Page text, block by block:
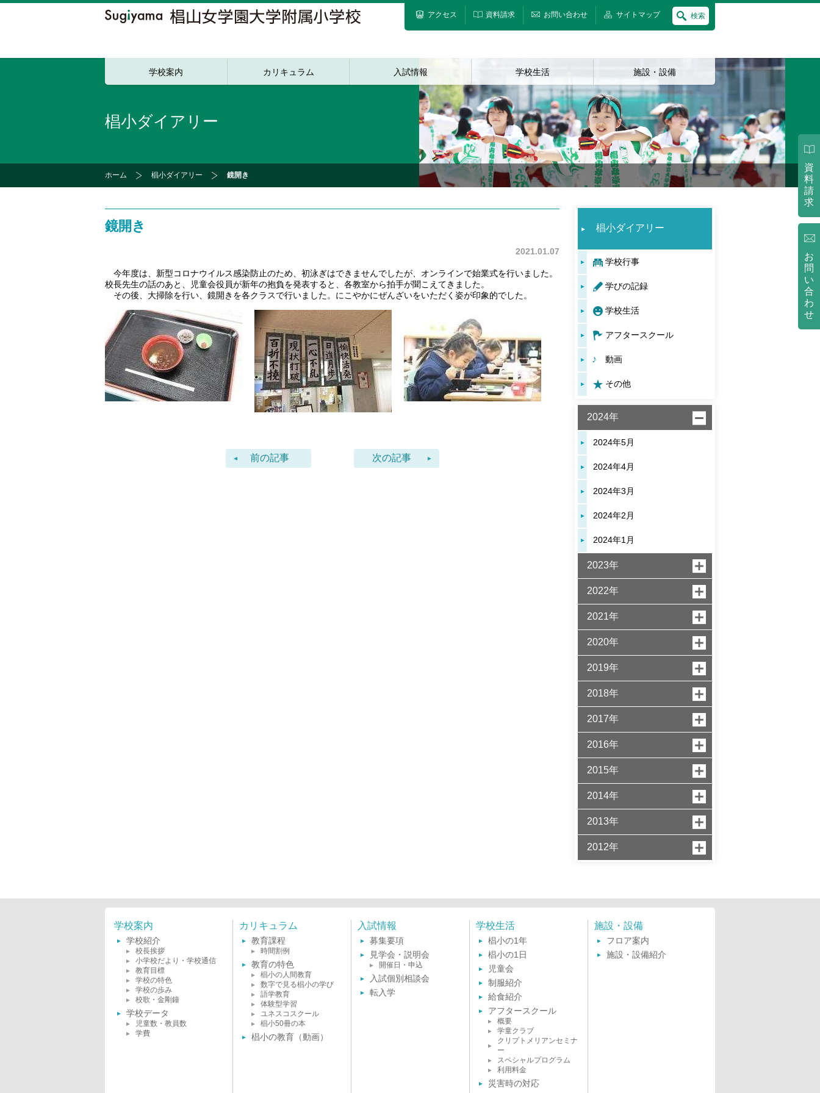
アクセス 資料請求 お問い合わせ サイトマップ 検索
学校案内 カリキュラム 入試情報 学校生活 施設・設備
椙小ダイアリー
ホーム 椙小ダイアリー 鏡開き
鏡開き
2021.01.07
今年度は、新型コロナウイルス感染防止のため、初泳ぎはできませんでしたが、オンラインで始業式を行いました。
校長先生の話のあと、児童会役員が新年の抱負を発表すると、各教室から拍手が聞こえてきました。
その後、大掃除を行い、鏡開きを各クラスで行いました。にこやかにぜんざいをいただく姿が印象的でした。
前の記事 次の記事
椙小ダイアリー
学校行事
学びの記録
学校生活
アフタースクール
動画
その他
2024年
2024年5月
2024年4月
2024年3月
2024年2月
2024年1月
2023年
2022年
2021年
2020年
2019年
2018年
2017年
2016年
2015年
2014年
2013年
2012年
資
料
請
求
お
問
い
合
わ
せ
学校案内
学校紹介
校長挨拶
小学校だより・学校通信
教育目標
学校の特色
学校の歩み
校歌・金剛鐘
学校データ
児童数・教員数
学費
カリキュラム
教育課程
時間割例
教育の特色
椙小の人間教育
数字で見る椙小の学び
語学教育
体験型学習
ユネスコスクール
椙小50冊の本
椙小の教育（動画）
入試情報
募集要項
見学会・説明会
開催日・申込
入試個別相談会
転入学
学校生活
椙小の1年
椙小の1日
児童会
制服紹介
給食紹介
アフタースクール
概要
学童クラブ
クリプトメリアンセミナ
ー
スペシャルプログラム
利用料金
災害時の対応
施設・設備
フロア案内
施設・設備紹介